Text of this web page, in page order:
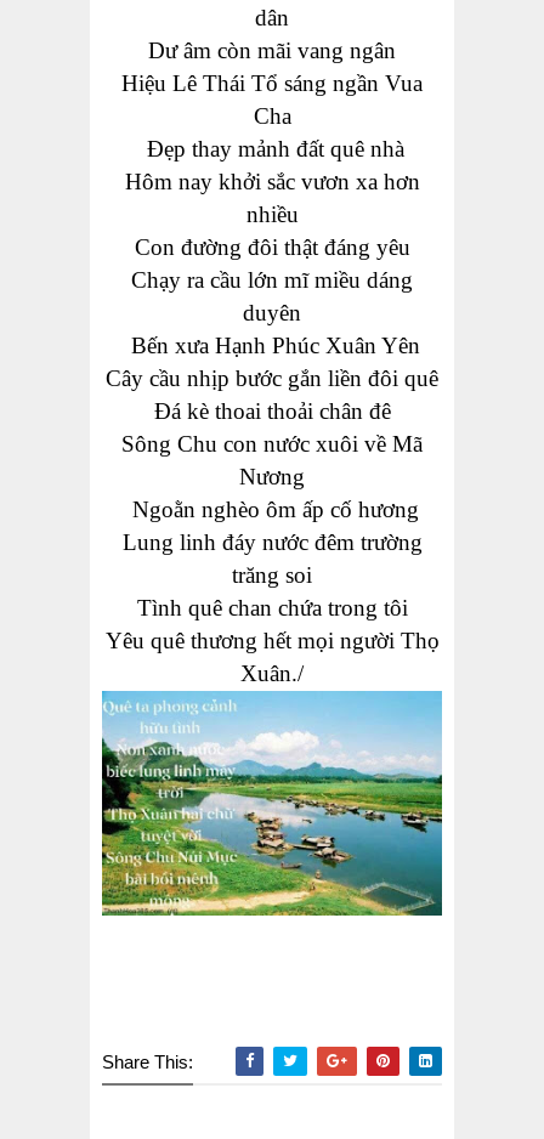
dân
Dư âm còn mãi vang ngân
Hiệu Lê Thái Tổ sáng ngần Vua
Cha
Đẹp thay mảnh đất quê nhà
Hôm nay khởi sắc vươn xa hơn
nhiều
Con đường đôi thật đáng yêu
Chạy ra cầu lớn mĩ miều dáng
duyên
Bến xưa Hạnh Phúc Xuân Yên
Cây cầu nhịp bước gắn liền đôi quê
Đá kè thoai thoải chân đê
Sông Chu con nước xuôi về Mã
Nương
Ngoằn nghèo ôm ấp cố hương
Lung linh đáy nước đêm trường
trăng soi
Tình quê chan chứa trong tôi
Yêu quê thương hết mọi người Thọ
Xuân./
Share This: